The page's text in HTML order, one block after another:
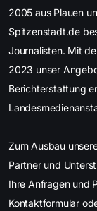
2005 aus Plauen
Spitzenstadt.de
Journalisten. Mit
2023 unser
Berichterstattung
Zum Ausbau
Partner und
Ihre Anfragen und
Kontaktformular